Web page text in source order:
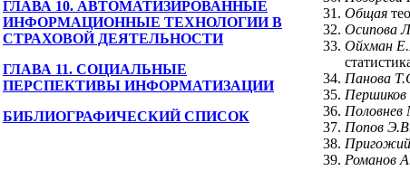
ГЛАВА 10. АВТОМАТИЗИРОВАННЫЕ
ИНФОРМАЦИОННЫЕ ТЕХНОЛОГИИ В
СТРАХОВОЙ ДЕЯТЕЛЬНОСТИ
ГЛАВА 11. СОЦИАЛЬНЫЕ
ПЕРСПЕКТИВЫ ИНФОРМАТИЗАЦИИ
БИБЛИОГРАФИЧЕСКИЙ СПИСОК
Общая
Осипова
Ойхман
Панова
Попов
Романов